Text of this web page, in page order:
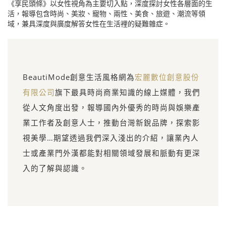
《享民頭條》以女性視角為主要切入點，深度探討女性各層面的生
活，報導包含時尚、美妝、寵物、兩性、美食、旅遊、潮流等領
域，兼具深度與廣度解答女性在生活裡的疑難雜症。
BeautiMode創意生活風格網為宏麗數位創意股份
有限公司旗下最具時尚商業知識的線上媒體，我們
從人文角度出發，報導國內外優秀的時尚與娛樂產
業工作者及創意人士，推動台灣新銳品牌，探索影
視美學…期望透過我們深入淺出的介紹，讓業內人
士或產業門外漢都能對相關領域發展和脈動有更深
入的了解與認識。